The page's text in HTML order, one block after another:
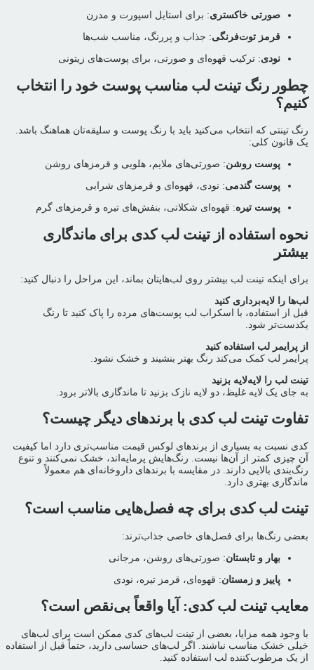
صورتی خاکستری: برای استایل اسپورت و مدرن
قرمز توت‌فرنگی: جذاب و پررنگ، مناسب شب‌ها
نودی: ترکیب قهوه‌ای و صورتی، برای پوست‌های زیتونی
چطور رنگ تینت لب مناسب پوست خود را انتخاب
کنیم؟
رنگ تینتی که انتخاب می‌کنید باید با رنگ پوست و سلیقه‌تان هماهنگ باشد.
یک قانون کلی:
پوست روشن: صورتی‌های ملایم، هلویی و قرمزهای روشن
پوست گندمی: نودی، قهوه‌ای و قرمزهای شرابی
پوست تیره: قهوه‌ای شکلاتی، بنفش‌های تیره و قرمزهای گرم
نحوه استفاده از تینت لب کدی برای ماندگاری
بیشتر
برای اینکه تینت لب بیشتر روی لب‌هایتان بماند، این مراحل را دنبال کنید:
لب‌ها را لایه‌برداری کنید
قبل از استفاده، با اسکراب لب پوست‌های مرده را پاک کنید تا رنگ
یکدست‌تر شود.
از پرایمر لب استفاده کنید
پرایمر لب کمک می‌کند رنگ بهتر بنشیند و خشک نشود.
تینت لب را لایه‌لایه بزنید
به جای یک لایه غلیظ، دو لایه نازک بزنید تا ماندگاری بالاتر برود.
تفاوت تینت لب کدی با برندهای دیگر چیست؟
کدی نسبت به بسیاری از برندهای لوکس قیمت مناسب‌تری دارد اما کیفیت
آن چیزی کمتر از آن‌ها نیست. رنگ‌هایش پرمایه‌اند، خشک نمی‌کنند و تنوع
رنگ‌بندی بالایی دارند. در مقایسه با برندهای داروخانه‌ای هم معمولاً
ماندگاری بهتری دارد.
تینت لب کدی برای چه فصل‌هایی مناسب است؟
بعضی رنگ‌ها برای فصل‌های خاصی جذاب‌ترند:
بهار و تابستان: صورتی‌های روشن، مرجانی
پاییز و زمستان: قهوه‌ای، قرمز تیره، نودی
معایب تینت لب کدی: آیا واقعاً بی‌نقص است؟
با وجود همه مزایا، بعضی از تینت لب‌های کدی ممکن است برای لب‌های
خیلی خشک مناسب نباشند. اگر لب‌های حساسی دارید، حتماً قبل از استفاده
از یک مرطوب‌کننده لب استفاده کنید.